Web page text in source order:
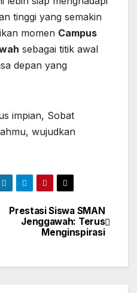
tinggi yang semakin
momen Campus
sebagai titik awal
depan yang
impian, Sobat
wujudkan
Prestasi Siswa SMAN
Jenggawah: Terus
Menginspirasi